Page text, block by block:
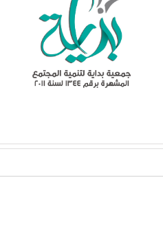
جمعية بداية – بيان هام من
الجمعيه للتنبيه على
أعضائها الكرام بتحديث
البيانات